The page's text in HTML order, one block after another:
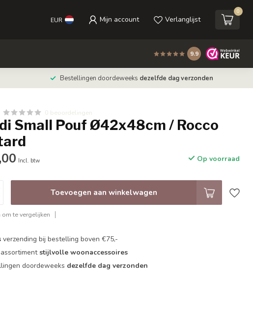
EUR Mijn account Verlanglijst
0
9.9
Bestellingen doordeweeks dezelfde dag verzonden
0 beoordelingen
Small Pouf Ø42x48cm / Rocco
Incl. btw Op voorraad
Toevoegen aan winkelwagen
om te vergelijken
verzending bij bestelling boven €75,-
stijlvolle woonaccessoires
doordeweeks dezelfde dag verzonden